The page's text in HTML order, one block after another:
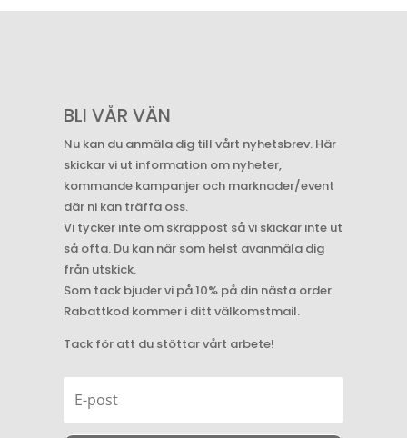
BLI VÅR VÄN
Nu kan du anmäla dig till vårt nyhetsbrev. Här
skickar vi ut information om nyheter,
kommande kampanjer och marknader/event
där ni kan träffa oss.
Vi tycker inte om skräppost så vi skickar inte ut
så ofta. Du kan när som helst avanmäla dig
från utskick.
Som tack bjuder vi på 10% på din nästa order.
Rabattkod kommer i ditt välkomstmail.
Tack för att du stöttar vårt arbete!